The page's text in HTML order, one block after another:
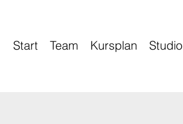
Start Team Kursplan Studio